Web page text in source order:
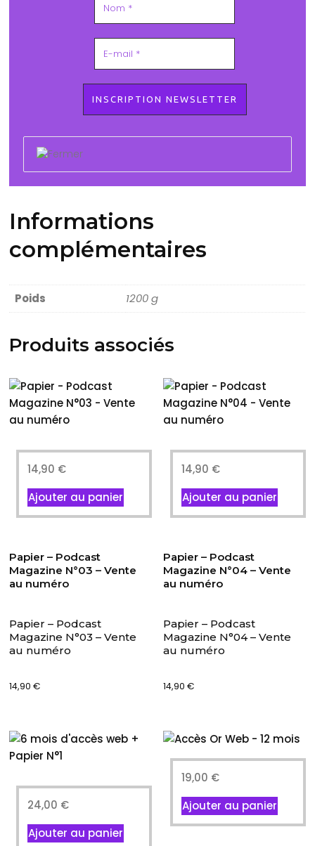
Informations
complémentaires
Poids 1200 g
Produits associés
14,90 €
Ajouter au panier
Papier – Podcast
Magazine N°03 – Vente
au numéro
Papier – Podcast
Magazine N°03 – Vente
au numéro
14,90€
14,90 €
Ajouter au panier
Papier – Podcast
Magazine N°04 – Vente
au numéro
Papier – Podcast
Magazine N°04 – Vente
au numéro
14,90€
24,00 €
Ajouter au panier
19,00 €
Ajouter au panier